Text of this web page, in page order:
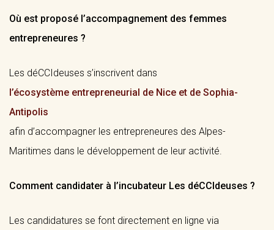
Où est proposé l’accompagnement des femmes
entrepreneures ?
Les déCCIdeuses s’inscrivent dans
l’écosystème entrepreneurial de Nice et de Sophia-
Antipolis
afin d’accompagner les entrepreneures des Alpes-
Maritimes dans le développement de leur activité.
Comment candidater à l’incubateur Les déCCIdeuses ?
Les candidatures se font directement en ligne via